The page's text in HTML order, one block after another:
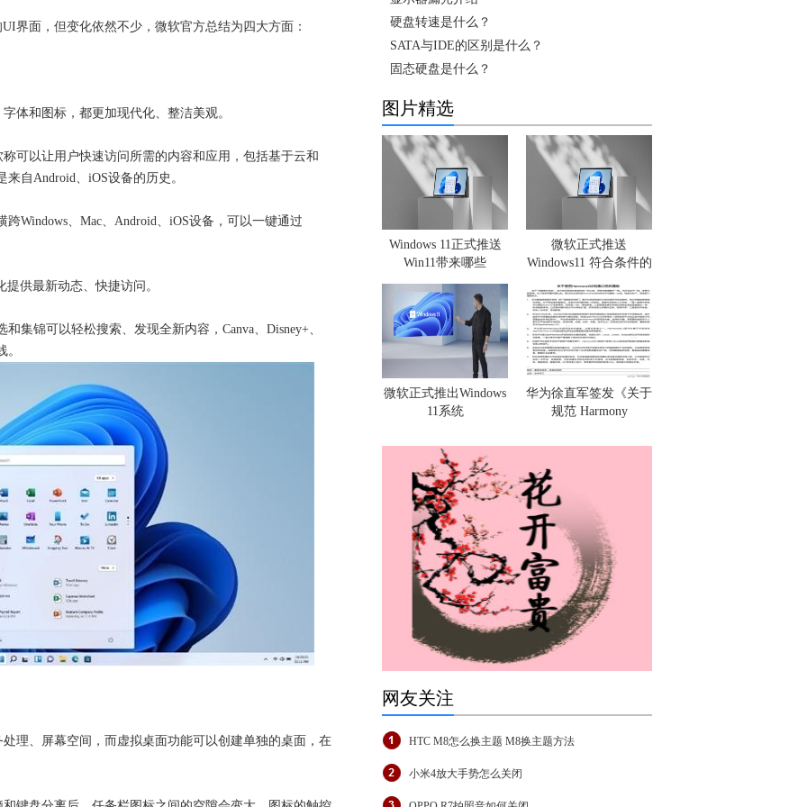
界面，但变化依然不少，微软官方总结为四大方面：
体和图标，都更加现代化、整洁美观。
可以让用户快速访问所需的内容和应用，包括基于云和
自Android、iOS设备的历史。
跨Windows、Mac、Android、iOS设备，可以一键通过
供最新动态、快捷访问。
集锦可以轻松搜索、发现全新内容，Canva、Disney+、
。
理、屏幕空间，而虚拟桌面功能可以创建单独的桌面，在
硬盘转速是什么？
SATA与IDE的区别是什么？
固态硬盘是什么？
图片精选
Windows 11正式推送
Win11带来哪些
微软正式推送
Windows11 符合条件的
微软正式推出Windows
11系统
华为徐直军签发《关于
规范 Harmony
网友关注
HTC M8怎么换主题 M8换主题方法
小米4放大手势怎么关闭